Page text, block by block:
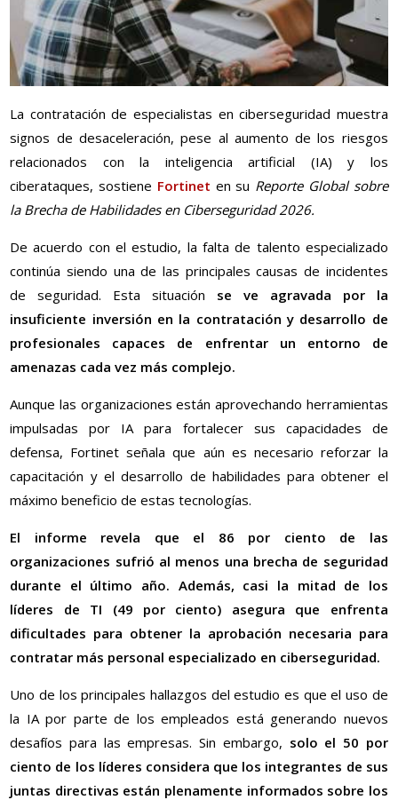
La contratación de especialistas en ciberseguridad muestra
signos de desaceleración, pese al aumento de los riesgos
relacionados con la inteligencia artificial (IA) y los
ciberataques, sostiene Fortinet en su Reporte Global sobre
la Brecha de Habilidades en Ciberseguridad 2026.
De acuerdo con el estudio, la falta de talento especializado
continúa siendo una de las principales causas de incidentes
de seguridad. Esta situación se ve agravada por la
insuficiente inversión en la contratación y desarrollo de
profesionales capaces de enfrentar un entorno de
amenazas cada vez más complejo.
Aunque las organizaciones están aprovechando herramientas
impulsadas por IA para fortalecer sus capacidades de
defensa, Fortinet señala que aún es necesario reforzar la
capacitación y el desarrollo de habilidades para obtener el
máximo beneficio de estas tecnologías.
El informe revela que el 86 por ciento de las
organizaciones sufrió al menos una brecha de seguridad
durante el último año. Además, casi la mitad de los
líderes de TI (49 por ciento) asegura que enfrenta
dificultades para obtener la aprobación necesaria para
contratar más personal especializado en ciberseguridad.
Uno de los principales hallazgos del estudio es que el uso de
la IA por parte de los empleados está generando nuevos
desafíos para las empresas. Sin embargo, solo el 50 por
ciento de los líderes considera que los integrantes de sus
juntas directivas están plenamente informados sobre los